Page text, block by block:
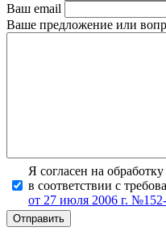
Ваш email
Ваше предложение или
Я согласен на
в соответствии с
от 27 июля 2006 г.